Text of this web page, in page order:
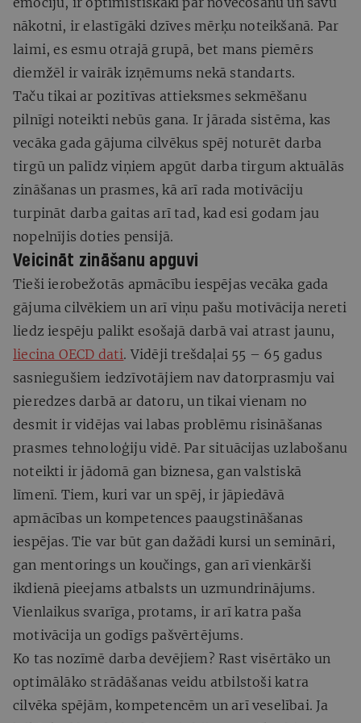
nākotni, ir elastīgāki dzīves mērķu noteikšanā. Par
laimi, es esmu otrajā grupā, bet mans piemērs
diemžēl ir vairāk izņēmums nekā standarts.
Taču tikai ar pozitīvas attieksmes sekmēšanu
pilnīgi noteikti nebūs gana. Ir jārada sistēma, kas
vecāka gada gājuma cilvēkus spēj noturēt darba
tirgū un palīdz viņiem apgūt darba tirgum aktuālās
zināšanas un prasmes, kā arī rada motivāciju
turpināt darba gaitas arī tad, kad esi godam jau
nopelnījis doties pensijā.
Veicināt zināšanu apguvi
Tieši ierobežotās apmācību iespējas vecāka gada
gājuma cilvēkiem un arī viņu pašu motivācija nereti
liedz iespēju palikt esošajā darbā vai atrast jaunu,
liecina OECD dati. Vidēji trešdaļai 55 – 65 gadus
sasniegušiem iedzīvotājiem nav datorprasmju vai
pieredzes darbā ar datoru, un tikai vienam no
desmit ir vidējas vai labas problēmu risināšanas
prasmes tehnoloģiju vidē. Par situācijas uzlabošanu
noteikti ir jādomā gan biznesa, gan valstiskā
līmenī. Tiem, kuri var un spēj, ir jāpiedāvā
apmācības un kompetences paaugstināšanas
iespējas. Tie var būt gan dažādi kursi un semināri,
gan mentorings un koučings, gan arī vienkārši
ikdienā pieejams atbalsts un uzmundrinājums.
Vienlaikus svarīga, protams, ir arī katra paša
motivācija un godīgs pašvērtējums.
Ko tas nozīmē darba devējiem? Rast visērtāko un
optimālāko strādāšanas veidu atbilstoši katra
cilvēka spējām, kompetencēm un arī veselībai. Ja